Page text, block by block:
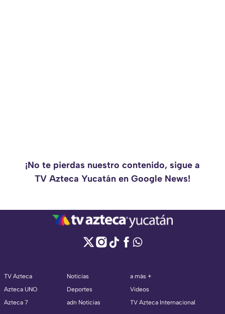
¡No te pierdas nuestro contenido, sigue a
TV Azteca Yucatán en Google News!
TV Azteca
Azteca UNO
Azteca 7
Noticias
Deportes
adn Noticias
a más +
Videos
TV Azteca Internacional